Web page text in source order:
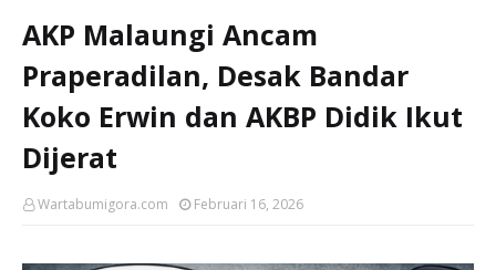
AKP Malaungi Ancam
Praperadilan, Desak Bandar
Koko Erwin dan AKBP Didik Ikut
Dijerat
Wartabumigora.com Februari 16, 2026